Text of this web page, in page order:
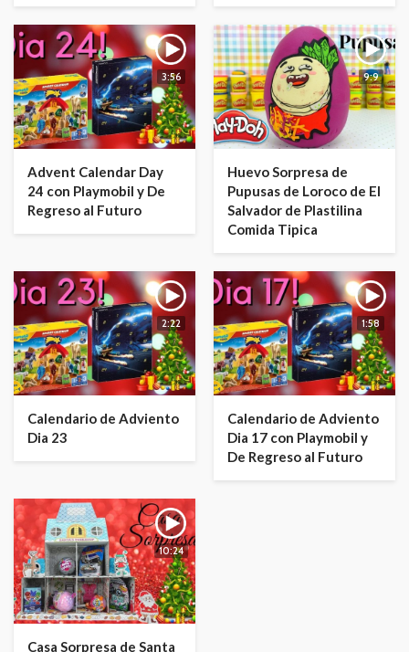
3:56
Advent Calendar Day
24 con Playmobil y De
Regreso al Futuro
9:9
Huevo Sorpresa de
Pupusas de Loroco de El
Salvador de Plastilina
Comida Tipica
2:22
Calendario de Adviento
Dia 23
1:58
Calendario de Adviento
Dia 17 con Playmobil y
De Regreso al Futuro
10:24
Casa Sorpresa de Santa